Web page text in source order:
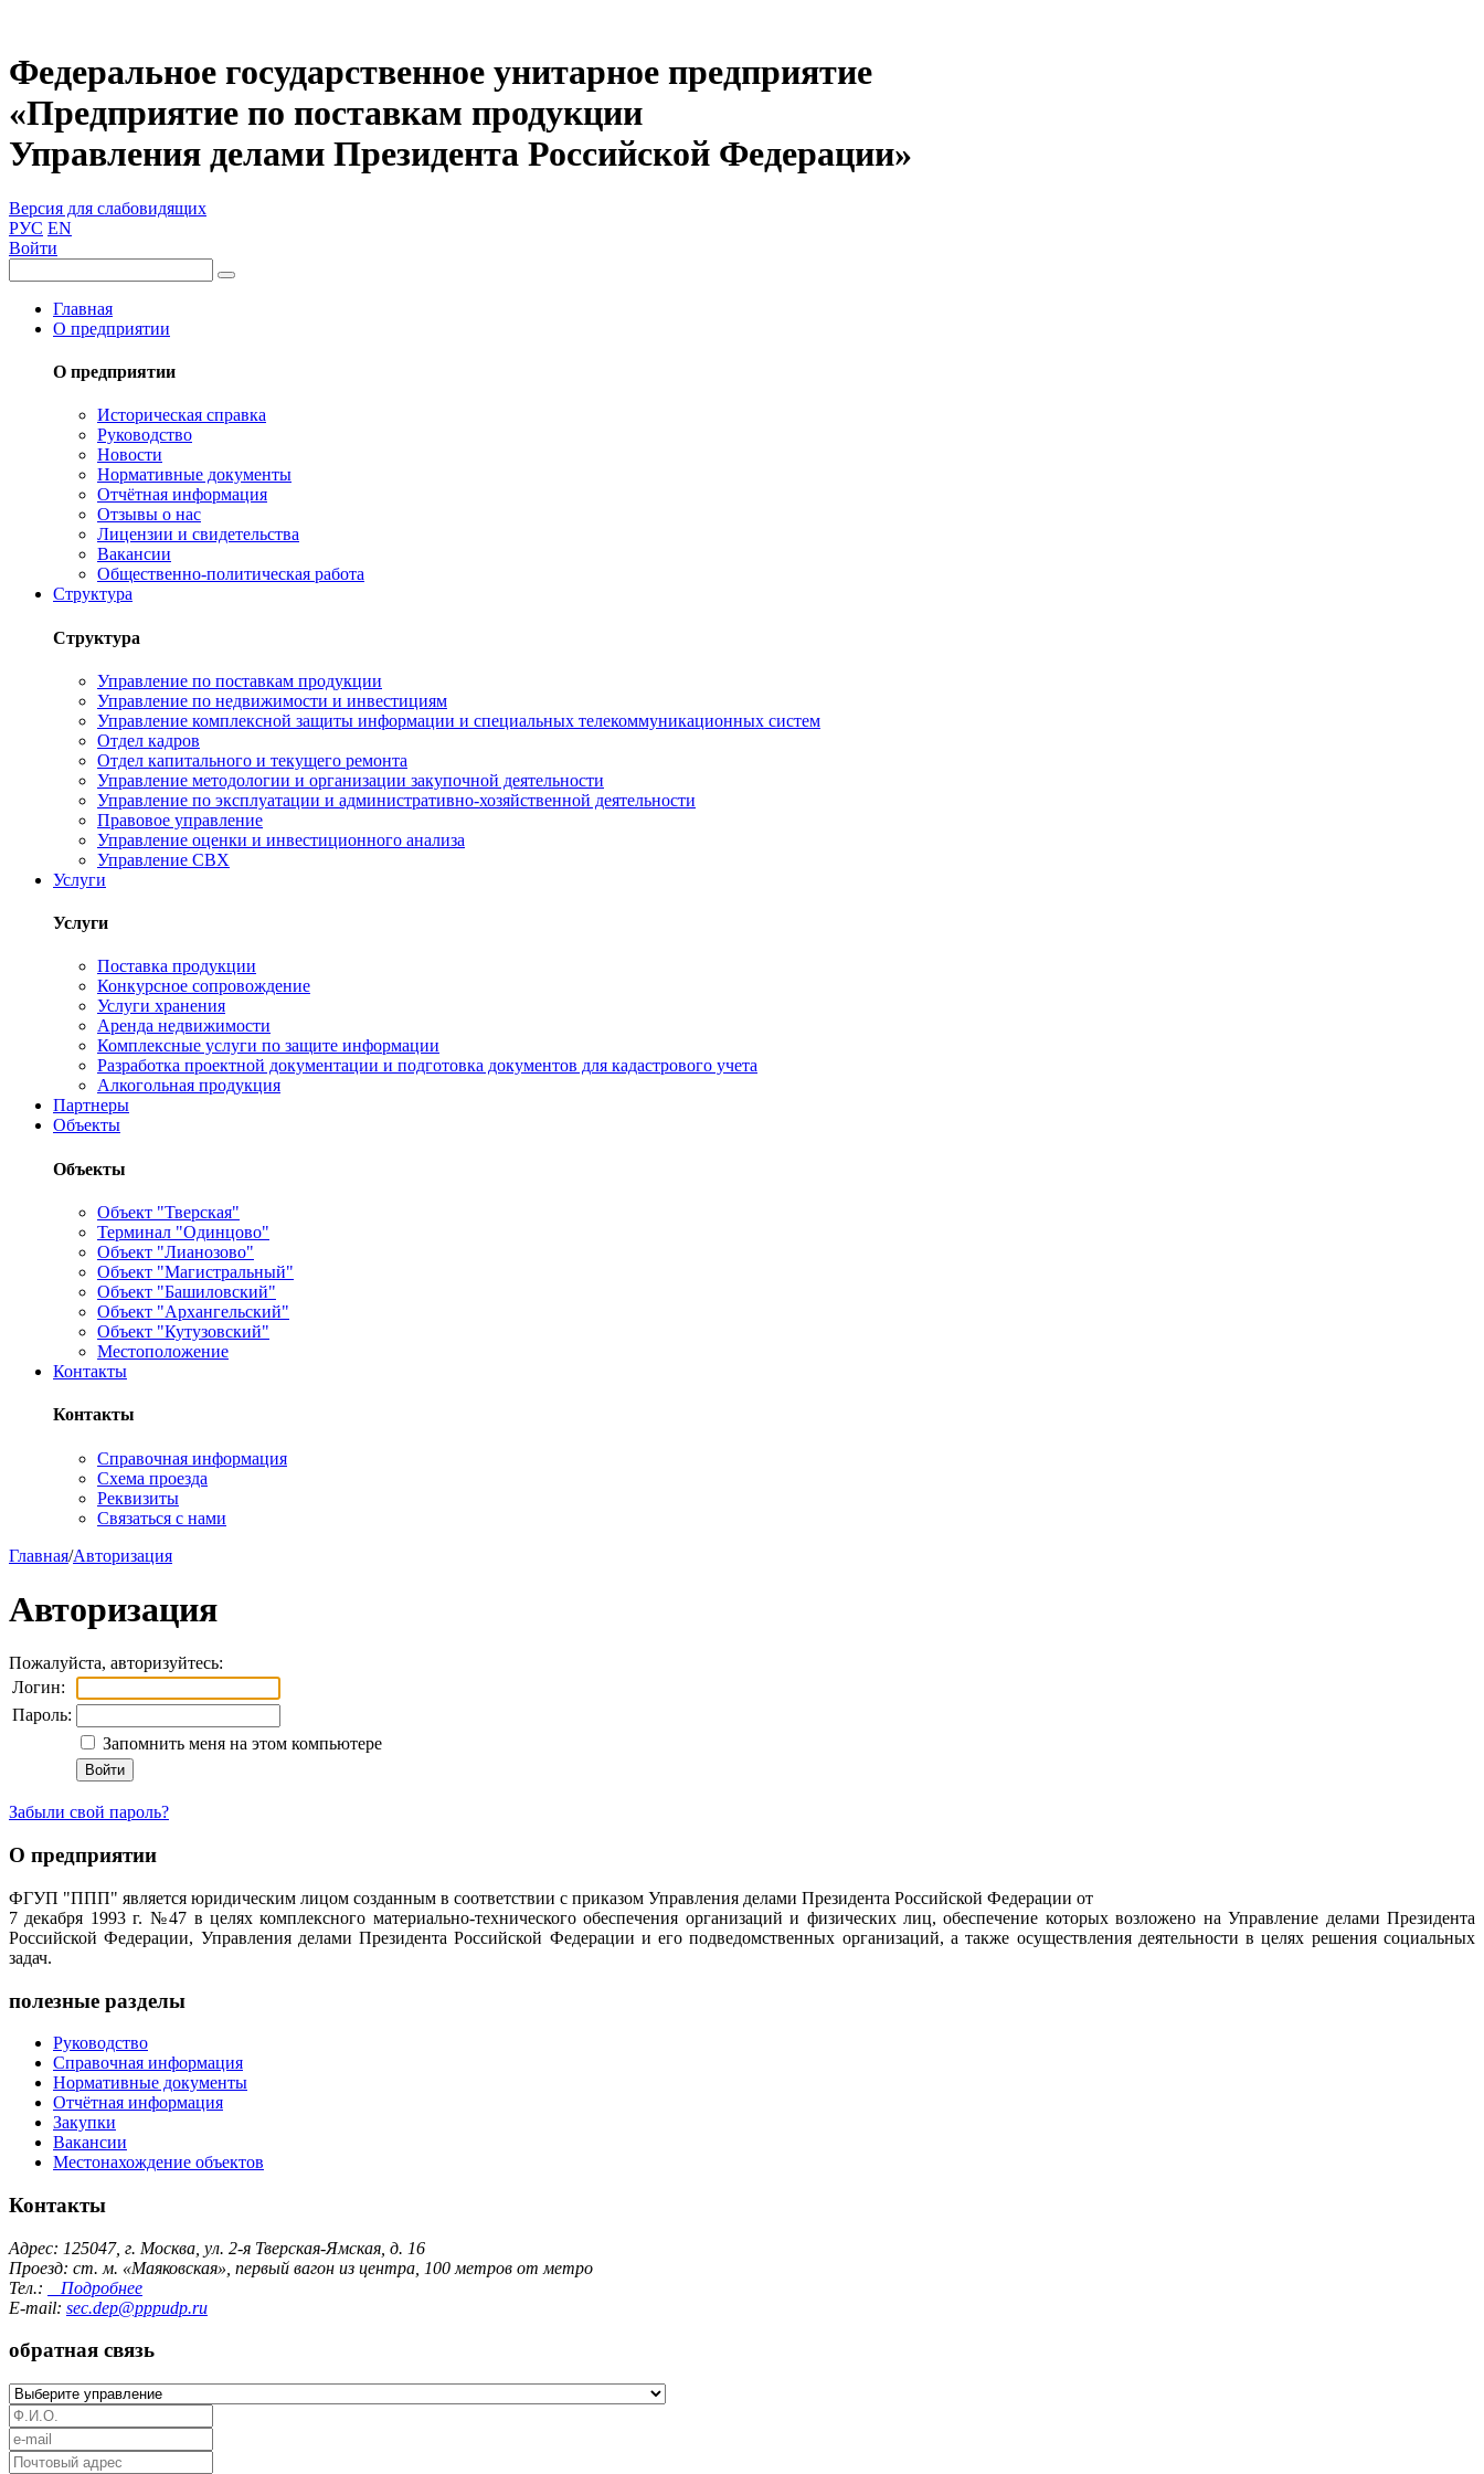
Федеральное государственное унитарное предприятие
«Предприятие по поставкам продукции
Управления делами Президента Российской Федерации»
Версия для слабовидящих
РУС EN
Войти
Главная
О предприятии
О предприятии
Историческая справка
Руководство
Новости
Нормативные документы
Отчётная информация
Отзывы о нас
Лицензии и свидетельства
Вакансии
Общественно-политическая работа
Структура
Структура
Управление по поставкам продукции
Управление по недвижимости и инвестициям
Управление комплексной защиты информации и специальных телекоммуникационных систем
Отдел кадров
Отдел капитального и текущего ремонта
Управление методологии и организации закупочной деятельности
Управление по эксплуатации и административно-хозяйственной деятельности
Правовое управление
Управление оценки и инвестиционного анализа
Управление СВХ
Услуги
Услуги
Поставка продукции
Конкурсное сопровождение
Услуги хранения
Аренда недвижимости
Комплексные услуги по защите информации
Разработка проектной документации и подготовка документов для кадастрового учета
Алкогольная продукция
Партнеры
Объекты
Объекты
Объект "Тверская"
Терминал "Одинцово"
Объект "Лианозово"
Объект "Магистральный"
Объект "Башиловский"
Объект "Архангельский"
Объект "Кутузовский"
Местоположение
Контакты
Контакты
Справочная информация
Схема проезда
Реквизиты
Связаться с нами
Главная/Авторизация
Авторизация
Пожалуйста, авторизуйтесь:
Логин:
Пароль:
Запомнить меня на этом компьютере
Забыли свой пароль?
О предприятии
ФГУП "ППП" является юридическим лицом созданным в соответствии с приказом Управления делами Президента Российской Федерации от
7 декабря 1993 г. №47 в целях комплексного материально-технического обеспечения организаций и физических лиц, обеспечение которых возложено на Управление делами Президента
Российской Федерации, Управления делами Президента Российской Федерации и его подведомственных организаций, а также осуществления деятельности в целях решения социальных
задач.
полезные разделы
Руководство
Справочная информация
Нормативные документы
Отчётная информация
Закупки
Вакансии
Местонахождение объектов
Контакты
Адрес: 125047, г. Москва, ул. 2-я Тверская-Ямская, д. 16
Проезд: ст. м. «Маяковская», первый вагон из центра, 100 метров от метро
Тел.:
Подробнее
E-mail: sec.dep@pppudp.ru
обратная связь